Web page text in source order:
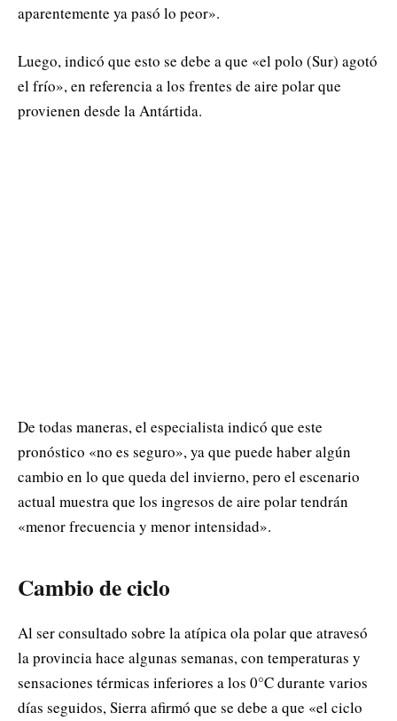
aparentemente ya pasó lo peor».
Luego, indicó que esto se debe a que «el polo (Sur) agotó
el frío», en referencia a los frentes de aire polar que
provienen desde la Antártida.
De todas maneras, el especialista indicó que este
pronóstico «no es seguro», ya que puede haber algún
cambio en lo que queda del invierno, pero el escenario
actual muestra que los ingresos de aire polar tendrán
«menor frecuencia y menor intensidad».
Cambio de ciclo
Al ser consultado sobre la atípica ola polar que atravesó
la provincia hace algunas semanas, con temperaturas y
sensaciones térmicas inferiores a los 0°C durante varios
días seguidos, Sierra afirmó que se debe a que «el ciclo